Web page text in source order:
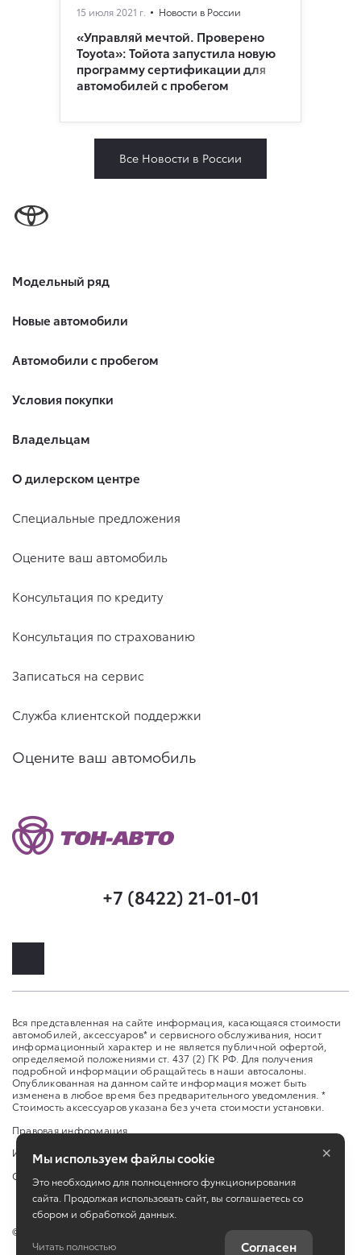
15 июля 2021 г. Новости в России
«Управляй мечтой. Проверено
Toyota»: Тойота запустила новую
программу сертификации для
автомобилей с пробегом
Все Новости в России
Модельный ряд
Новые автомобили
Автомобили с пробегом
Условия покупки
Владельцам
О дилерском центре
Специальные предложения
Оцените ваш автомобиль
Консультация по кредиту
Консультация по страхованию
Записаться на сервис
Служба клиентской поддержки
Оцените ваш автомобиль
+7 (8422) 21-01-01
Вся представленная на сайте информация, касающаяся стоимости
автомобилей, аксессуаров* и сервисного обслуживания, носит
информационный характер и не является публичной офертой,
определяемой положениями ст. 437 (2) ГК РФ. Для получения
подробной информации обращайтесь в наши автосалоны.
Опубликованная на данном сайте информация может быть
изменена в любое время без предварительного уведомления. *
Стоимость аксессуаров указана без учета стоимости установки.
Правовая информация
Изменить настройку cookies
Сбросить cookie
©
Мы используем файлы cookie
Это необходимо для полноценного функционирования
сайта. Продолжая использовать сайт, вы соглашаетесь со
сбором и обработкой данных.
Читать полностью Согласен
×